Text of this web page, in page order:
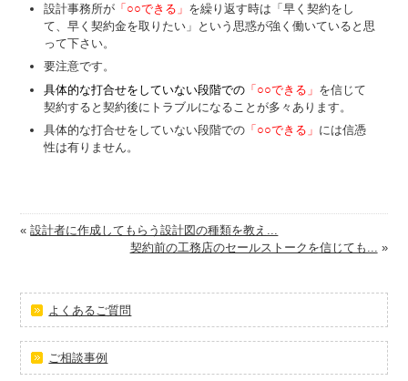
設計事務所が 「○○できる」 を繰り返す時は「早く契約をし
て、早く契約金を取りたい」という思惑が強く働いていると思
って下さい。
要注意です。
具体的な打合せをしていない段階での 「○○できる」 を信じて
契約すると契約後にトラブルになることが多々あります。
具体的な打合せをしていない段階での 「○○できる」 には信憑
性は有りません。
«設計者に作成してもらう設計図の種類を教え...
契約前の工務店のセールストークを信じても... »
よくあるご質問
ご相談事例